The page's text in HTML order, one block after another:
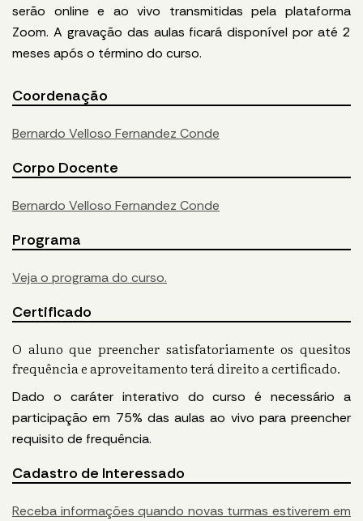
serão online e ao vivo transmitidas pela plataforma
Zoom. A gravação das aulas ficará disponível por até 2
meses após o término do curso.
Coordenação
Bernardo Velloso Fernandez Conde
Corpo Docente
Bernardo Velloso Fernandez Conde
Programa
Veja o programa do curso.
Certificado
O aluno que preencher satisfatoriamente os quesitos
frequência e aproveitamento terá direito a certificado.
Dado o caráter interativo do curso é necessário a
participação em 75% das aulas ao vivo para preencher
requisito de frequência.
Cadastro de Interessado
Receba informações quando novas turmas estiverem em